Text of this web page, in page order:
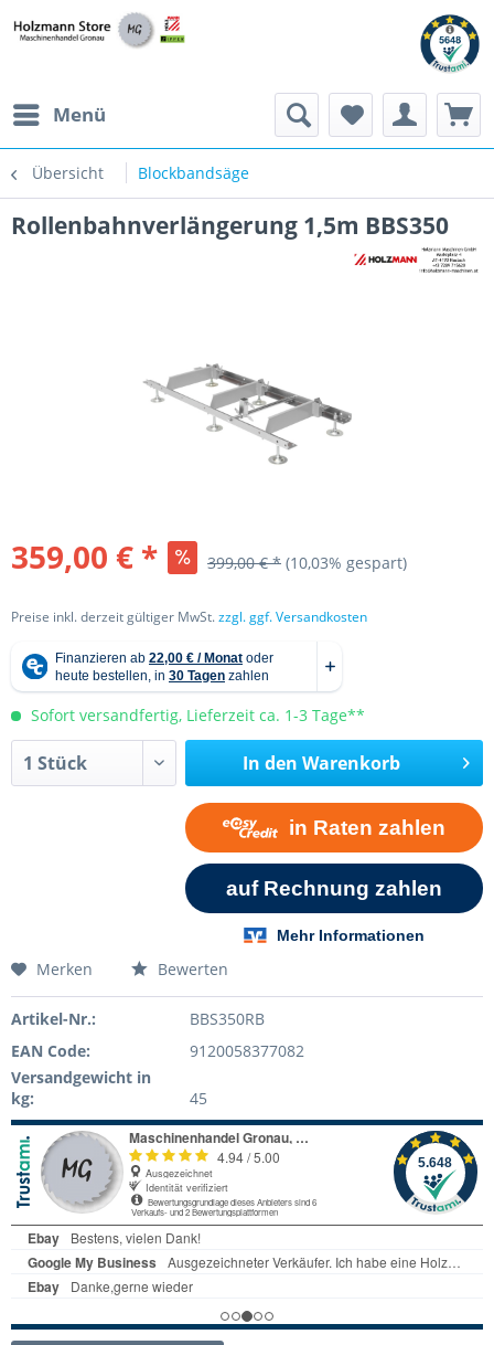
Menü
Übersicht Blockbandsäge
Rollenbahnverlängerung 1,5m BBS350
359,00 € * 399,00 € * (10,03% gespart)
Preise inkl. derzeit gültiger MwSt.zzgl. ggf. Versandkosten
Sofort versandfertig, Lieferzeit ca. 1-3 Tage**
In den Warenkorb
Merken Bewerten
Artikel-Nr.:
BBS350RB
EAN Code:
9120058377082
Versandgewicht in
kg:
45